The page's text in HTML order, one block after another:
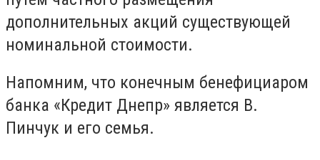
дополнительных акций существующей
номинальной стоимости.
Напомним, что конечным бенефициаром
банка «Кредит Днепр» является В.
Пинчук и его семья.